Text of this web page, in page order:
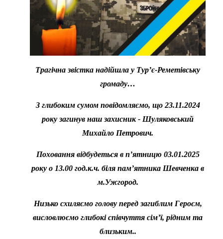
Трагічна звістка надійшла у Тур’є-Реметівську
громаду…
З глибоким сумом повідомляємо, що 23.11.2024
року загинув наш захисник - Шуляковський
Михайло Петрович.
Поховання відбудеться в п’ятницю 03.01.2025
року о 13.00 год.к.ч. біля памʼятника Шевченка в
м.Ужгород.
Низько схиляємо голову перед загиблим Героєм,
висловлюємо глибокі співчуття сім’ї, рідним та
близьким..